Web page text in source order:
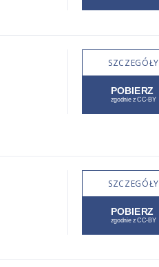
SZCZEGÓŁY
SZCZEGÓŁY